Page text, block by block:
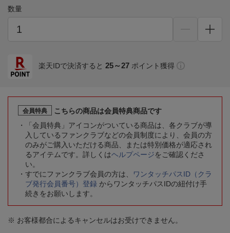
数量
楽天IDで決済すると 25～27 ポイント獲得
会員特典
こちらの商品は会員特典商品です
「会員特典」アイコンがついている商品は、各クラブが導
入しているファンクラブなどの会員制度により、会員の方
のみがご購入いただける商品、または特別価格が適応され
るアイテムです。詳しくはヘルプページをご確認くださ
い。
すでにファンクラブ会員の方は、
ワンタッチパスID（クラ
ブ発行会員番号）登録 からワンタッチパスIDの紐付け手
続きをお願いします。
※ お客様都合によるキャンセルはお受けできません。